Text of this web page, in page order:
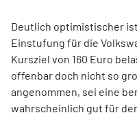
Deutlich optimistischer
Einstufung für die
Kursziel von 160 Euro
offenbar doch nicht so
angenommen, sei eine
wahrscheinlich gut für